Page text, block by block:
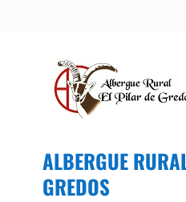
ALBERGUE
GREDOS